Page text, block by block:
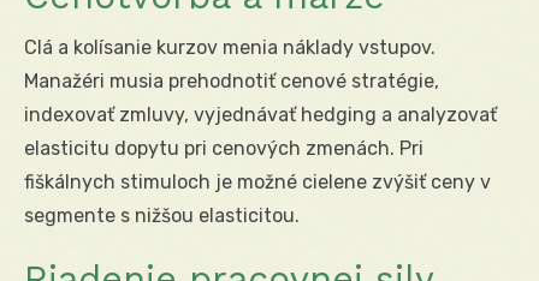
Clá a kolísanie kurzov menia náklady vstupov.
Manažéri musia prehodnotiť cenové stratégie,
indexovať zmluvy, vyjednávať hedging a analyzovať
elasticitu dopytu pri cenových zmenách. Pri
fiškálnych stimuloch je možné cielene zvýšiť ceny v
segmente s nižšou elasticitou.